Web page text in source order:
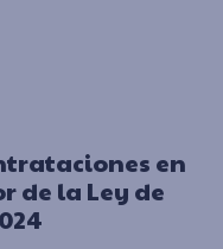
en
de la Ley de